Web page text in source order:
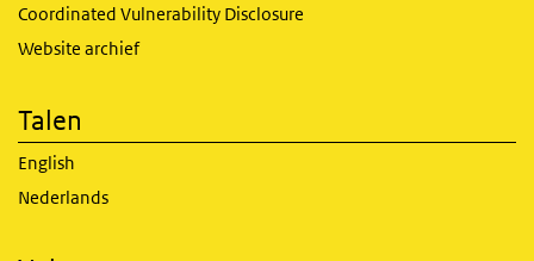
Coordinated Vulnerability Disclosure
Website archief
Talen
English
Nederlands